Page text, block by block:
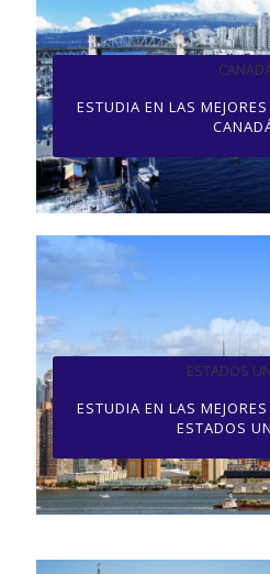
ESTUDIA EN LAS
ESTADOS
ESTUDIA EN LAS
ESTADOS